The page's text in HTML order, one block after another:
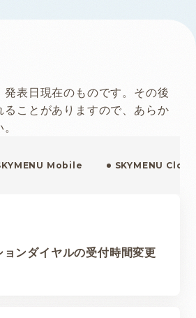
発表日現在のものです。その後
ることがありますので、あらか
Mobile SKYMENU Cloud
ョンダイヤルの受付時間変更